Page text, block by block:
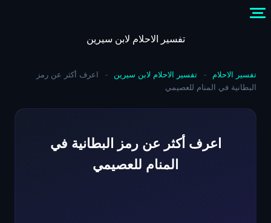
content
تفسير الاحلام لابن سيرين
تفسير الاحلام - تفسير الاحلام لابن سيرين -
اعرف أكثر عن رمز
البطانية في المنام للعصيمي
اعرف أكثر عن رمز البطانية في
المنام للعصيمي